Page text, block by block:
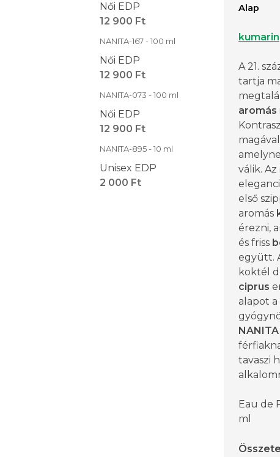
Női EDP
12 900 Ft
NANITA-167 - 100 ml
Női EDP
12 900 Ft
NANITA-073 - 100 ml
Női EDP
12 900 Ft
NANITA-895 - 10 ml
Unisex EDP
2 000 Ft
Alap
kumarin
A 21.
tartja
aromás
válik. Az
első
aromás
érezni,
és friss
együtt.
koktél
ciprus
alapot a
tavaszi
Eau de
ml